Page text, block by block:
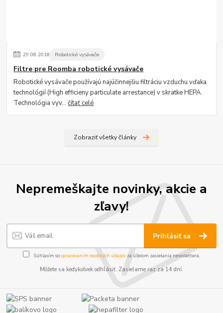
29.08.2018 Robotické vysávače
Filtre pre Roomba robotické vysávače
Robotické vysávače používajú najúčinnejšiu filtráciu vzduchu vďaka
technológií (High efficieny particulate arrestance) v skratke HEPA.
Technológia vyv...čítať celé
Zobraziť všetky články
Nepremeškajte novinky, akcie a
zľavy!
Prihlásiť sa
Súhlasím sospracovaním osobných údajov za účelom zasielania newslettera.
Môžete sa kedykoľvek odhlásiť. Zasielame raz za 14 dní.